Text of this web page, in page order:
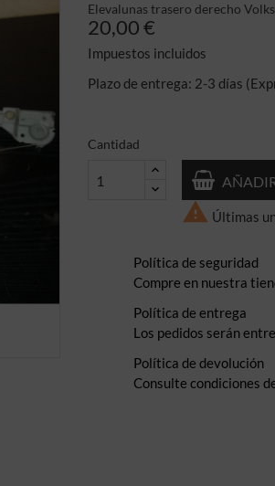
Elevalunas trasero derecho
20,00 €
Impuestos incluidos
Plazo de entrega: 2-3 días
Cantidad
 Últimas
Política de seguridad
Compre en nuestra
Política de entrega
Los pedidos serán
Política de devolución
Consulte condiciones